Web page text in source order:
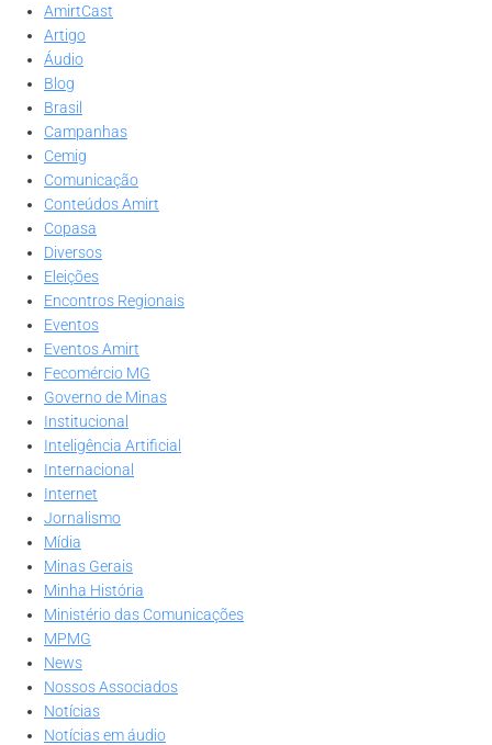
AmirtCast
Artigo
Áudio
Blog
Brasil
Campanhas
Cemig
Comunicação
Conteúdos Amirt
Copasa
Diversos
Eleições
Encontros Regionais
Eventos
Eventos Amirt
Fecomércio MG
Governo de Minas
Institucional
Inteligência Artificial
Internacional
Internet
Jornalismo
Mídia
Minas Gerais
Minha História
Ministério das Comunicações
MPMG
News
Nossos Associados
Notícias
Notícias em áudio